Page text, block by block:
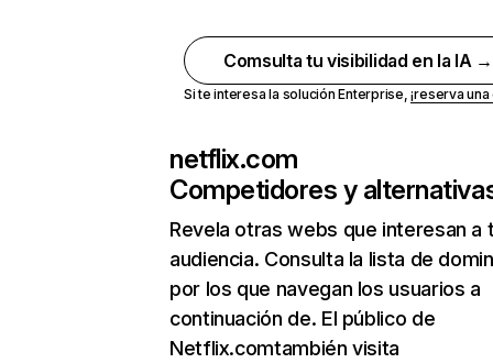
Comsulta tu visibilidad en la IA →
Si te interesa la solución Enterprise,¡reserva
netflix.com
Competidores y
Revela otras webs que interesan a
audiencia. Consulta la lista de
por los que navegan los usuarios a
continuación de. El público de
Netflix.comtambién visita